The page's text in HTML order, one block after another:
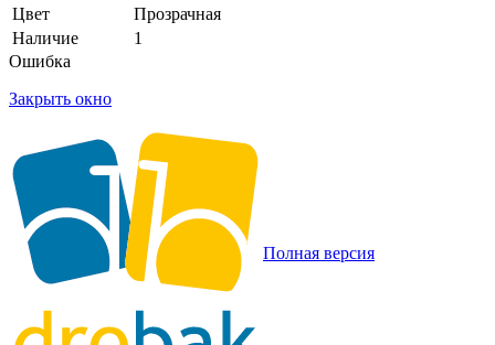
Цвет
Прозрачная
Наличие
1
Ошибка
Закрыть окно
Полная версия